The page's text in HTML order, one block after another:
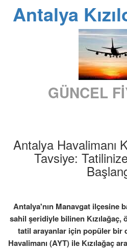
Antalya
GÜNCEL
Antalya Havalimanı
Tavsiye:
Antalya'nın Manavgat ilçesine
sahil şeridiyle bilinen
tatil arayanlar için popüler bir
Havalimanı (AYT) ile Kızılağaç